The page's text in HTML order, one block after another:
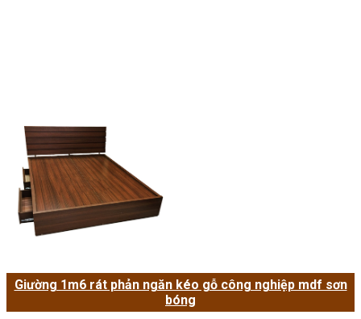
Giường 1m6 rát phản ngăn kéo gỗ công nghiệp mdf sơn
bóng